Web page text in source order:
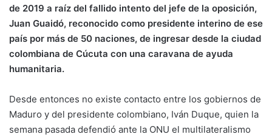
de 2019 a raíz del fallido intento del jefe de la oposición,
Juan Guaidó, reconocido como presidente interino de ese
país por más de 50 naciones, de ingresar desde la ciudad
colombiana de Cúcuta con una caravana de ayuda
humanitaria.
Desde entonces no existe contacto entre los gobiernos de
Maduro y del presidente colombiano, Iván Duque, quien la
semana pasada defendió ante la ONU el multilateralismo